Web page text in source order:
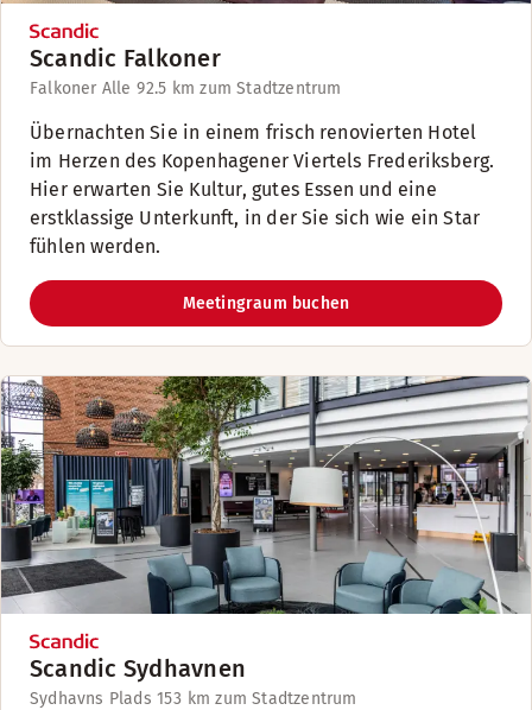
Scandic Falkoner
Falkoner Alle 92.5 km zum Stadtzentrum
Übernachten Sie in einem frisch renovierten Hotel
im Herzen des Kopenhagener Viertels Frederiksberg.
Hier erwarten Sie Kultur, gutes Essen und eine
erstklassige Unterkunft, in der Sie sich wie ein Star
fühlen werden.
Meetingraum buchen
Scandic Sydhavnen
Sydhavns Plads 153 km zum Stadtzentrum